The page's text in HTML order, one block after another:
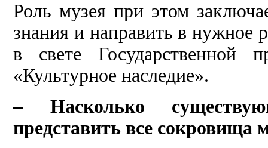
Роль музея при этом
знания и направить в нужное
в свете Государственной
«Культурное наследие».
– Насколько
представить все сокровища